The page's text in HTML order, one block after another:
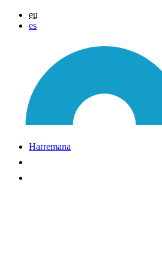
eu
es
Harremana